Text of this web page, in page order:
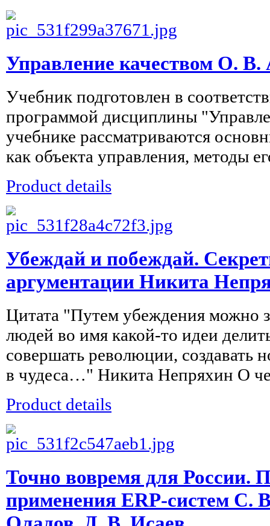
Управление качеством О. В.
Учебник подготовлен в
программой дисциплины
учебнике рассматриваются
как объекта управления, методы
Product details
Убеждай и побеждай.
аргументации Никита
Цитата "Путем убеждения можно
людей во имя какой-то идеи
совершать революции, создавать
в чудеса…" Никита Непряхин О
Product details
Точно вовремя для России.
применения ERP-систем С.